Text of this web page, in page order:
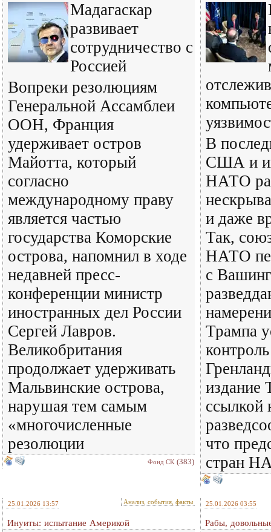
Мадагаскар
развивает
сотрудничество с
Россией
Вопреки резолюциям
Генеральной Ассамблеи
ООН, Франция
удерживает остров
Майотта, который
согласно
международному праву
является частью
государства Коморские
острова, напомнил в ходе
недавней пресс-
конференции министр
иностранных дел России
Сергей Лавров.
Великобритания
продолжает удерживать
Мальвинские острова,
нарушая тем самым
«многочисленные
резолюции
Фонд СК (383)
В
США и
НАТО
и даже
Так,
НАТО
с
Трампа
издание
ссылкой
что
стран
25.01.2026 13:57 Анализ, события, факты
Инуиты: испытание Америкой
25.01.2026 03:55
Рабы,